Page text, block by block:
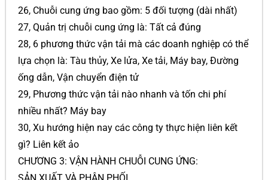
26, Chuỗi cung ứng bao gồm: 5 đối tượng (dài nhất)
27, Quản trị chuỗi cung ứng là: Tất cả đúng
28, 6 phương thức vận tải mà các doanh nghiệp có thể
lựa chọn là: Tàu thủy, Xe lửa, Xe tải, Máy bay, Đường
ống dẫn, Vận chuyển điện tử
29, Phương thức vận tải nào nhanh và tốn chi phí
nhiều nhất? Máy bay
30, Xu hướng hiện nay các công ty thực hiện liên kết
gì? Liên kết ảo
CHƯƠNG 3: VẬN HÀNH CHUỖI CUNG ỨNG:
SẢN XUẤT VÀ PHÂN PHỐI